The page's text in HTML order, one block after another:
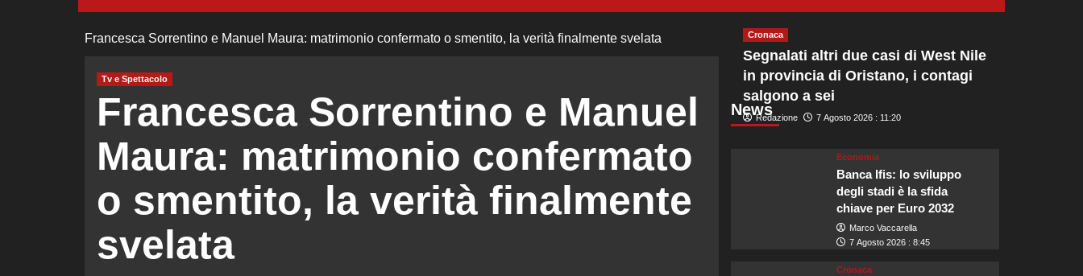
Francesca Sorrentino e Manuel Maura: matrimonio confermato o smentito, la verità finalmente svelata
Tv e Spettacolo
Francesca Sorrentino e Manuel
Maura: matrimonio confermato
o smentito, la verità finalmente
svelata
News
Cronaca
Segnalati altri due casi di West Nile
in provincia di Oristano, i contagi
salgono a sei
Redazione 7 Agosto 2026 : 11:20
Economia
Banca Ifis: lo sviluppo
degli stadi è la sfida
chiave per Euro 2032
Marco Vaccarella
7 Agosto 2026 : 8:45
Cronaca